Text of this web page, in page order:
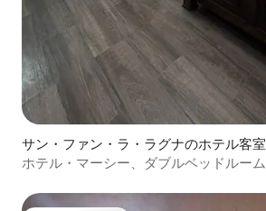
サン・ファン・ラ・ラグナのホテル客室
ホテル・マーシー、ダブルベッドルーム